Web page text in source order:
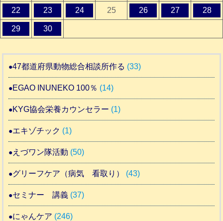
22 23 24 25 26 27 28
29 30
47都道府県動物総合相談所作る (33)
EGAO INUNEKO 100％ (14)
KYG協会栄養カウンセラー (1)
エキゾチック (1)
えづワン隊活動 (50)
グリーフケア（病気 看取り） (43)
セミナー 講義 (37)
にゃんケア (246)